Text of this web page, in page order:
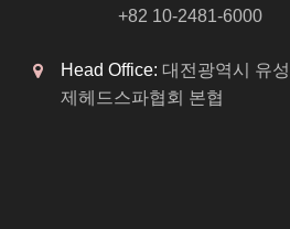
+82 10-2481-6000
Head Office: 대전광역시 유
제헤드스파협회 본협